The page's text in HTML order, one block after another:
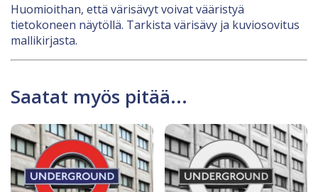
Huomioithan, että värisävyt voivat vääristyä
tietokoneen näytöllä. Tarkista värisävy ja kuviosovitus
mallikirjasta.
Saatat myös pitää...